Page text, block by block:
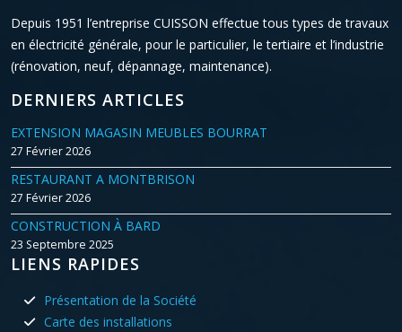
Depuis 1951 l’entreprise CUISSON effectue tous types de travaux
en électricité générale, pour le particulier, le tertiaire et l’industrie
(rénovation, neuf, dépannage, maintenance).
DERNIERS ARTICLES
EXTENSION MAGASIN MEUBLES BOURRAT
27 Février 2026
RESTAURANT A MONTBRISON
27 Février 2026
CONSTRUCTION À BARD
23 Septembre 2025
LIENS RAPIDES
Présentation de la Société
Carte des installations